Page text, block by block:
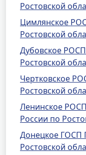
Ростовской
Цимлянское
Ростовской
Дубовское
Ростовской
Чертковское
Ростовской
Ленинское
России по
Донецкое ГОСП
Ростовской